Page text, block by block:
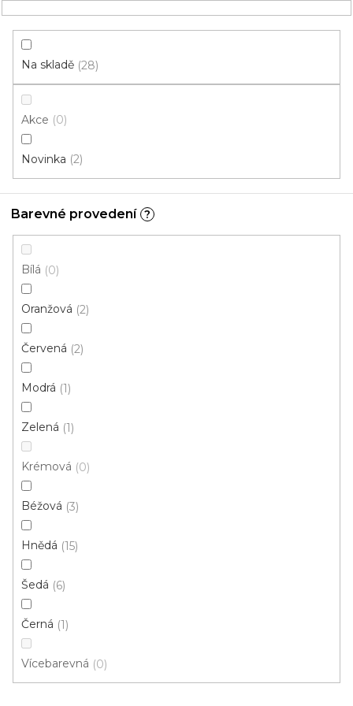
obsah
HLEDAT
NÁKUPNÍ
běhouny
Smyčkový
Řadit podle:
ZAVŘÍT FILTR
Na skladě 28
Akce 0
Novinka 2
Barevné provedení ?
Bílá 0
Oranžová 2
Červená 2
Modrá 1
Zelená 1
Krémová 0
Béžová 3
Hnědá 15
Šedá 6
Černá 1
Vícebarevná 0
Novinka